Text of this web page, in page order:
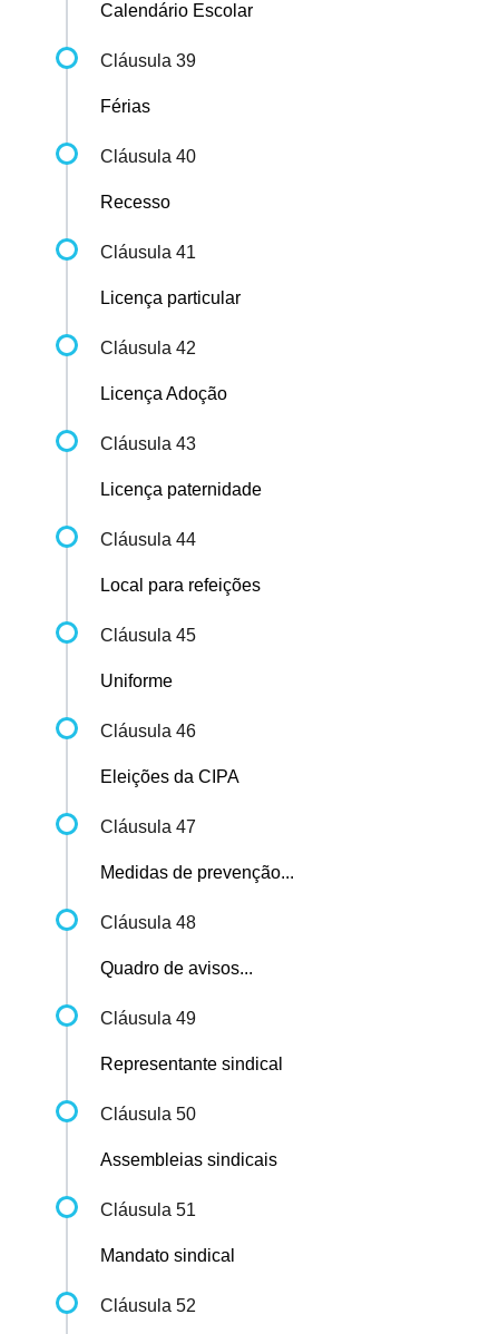
Calendário Escolar
Cláusula 39
Férias
Cláusula 40
Recesso
Cláusula 41
Licença particular
Cláusula 42
Licença Adoção
Cláusula 43
Licença paternidade
Cláusula 44
Local para refeições
Cláusula 45
Uniforme
Cláusula 46
Eleições da CIPA
Cláusula 47
Medidas de prevenção...
Cláusula 48
Quadro de avisos...
Cláusula 49
Representante sindical
Cláusula 50
Assembleias sindicais
Cláusula 51
Mandato sindical
Cláusula 52